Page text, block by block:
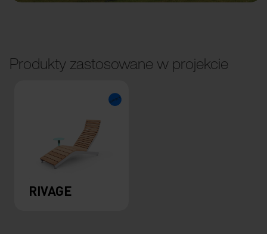
Produkty zastosowane w projekcie
RIVAGE